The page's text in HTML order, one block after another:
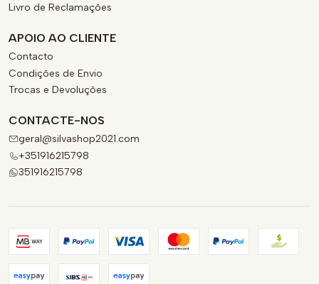
Livro de Reclamações
APOIO AO CLIENTE
Contacto
Condições de Envio
Trocas e Devoluções
CONTACTE-NOS
geral@silvashop2021.com
+351916215798
351916215798